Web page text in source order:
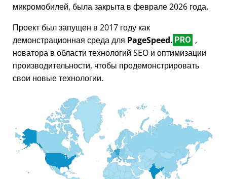
микромобилей, была закрыта в феврале 2026 года.
Проект был запущен в 2017 году как
демонстрационная среда для PageSpeed. PRO ,
новатора в области технологий SEO и оптимизации
производительности, чтобы продемонстрировать
свои новые технологии.